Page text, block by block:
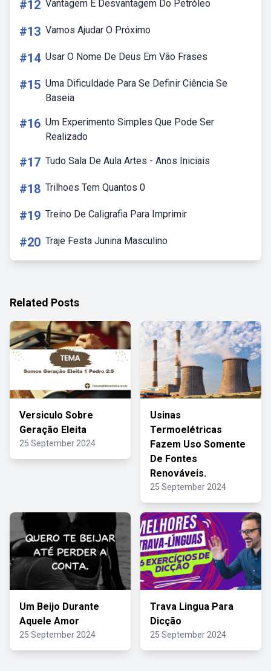
#12 Vantagem E Desvantagem Do Petróleo
#13 Vamos Ajudar O Próximo
#14 Usar O Nome De Deus Em Vão Frases
#15 Uma Dificuldade Para Se Definir Ciência Se
Baseia
#16 Um Experimento Simples Que Pode Ser
Realizado
#17 Tudo Sala De Aula Artes - Anos Iniciais
#18 Trilhoes Tem Quantos 0
#19 Treino De Caligrafia Para Imprimir
#20 Traje Festa Junina Masculino
Related Posts
Versiculo Sobre
Geração Eleita
25 September 2024
Usinas
Termoelétricas
Fazem Uso Somente
De Fontes
Renováveis.
25 September 2024
Um Beijo Durante
Aquele Amor
25 September 2024
Trava Lingua Para
Dicção
25 September 2024